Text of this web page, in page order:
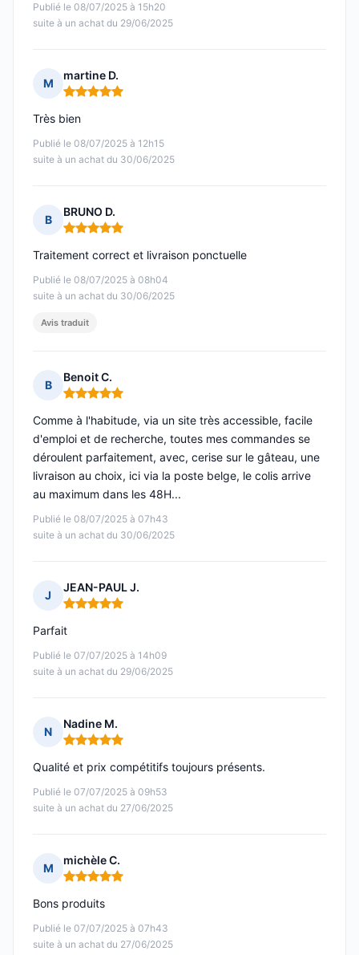
Publié le 08/07/2025 à 15h20
suite à un achat du 29/06/2025
M
martine D.
Note : 5 sur 5
Publié le 08/07/2025 à 12h15
suite à un achat du 30/06/2025
Très bien
B
BRUNO D.
Note : 5 sur 5
Publié le 08/07/2025 à 08h04
suite à un achat du 30/06/2025
Traitement correct et livraison ponctuelle
Avis traduit
B
Benoit C.
Note : 5 sur 5
Publié le 08/07/2025 à 07h43
suite à un achat du 30/06/2025
Comme à l'habitude, via un site très accessible, facile
d'emploi et de recherche, toutes mes commandes se
déroulent parfaitement, avec, cerise sur le gâteau, une
livraison au choix, ici via la poste belge, le colis arrive
au maximum dans les 48H...
J
JEAN-PAUL J.
Note : 5 sur 5
Publié le 07/07/2025 à 14h09
suite à un achat du 29/06/2025
Parfait
N
Nadine M.
Note : 5 sur 5
Publié le 07/07/2025 à 09h53
suite à un achat du 27/06/2025
Qualité et prix compétitifs toujours présents.
M
michèle C.
Note : 5 sur 5
Publié le 07/07/2025 à 07h43
suite à un achat du 27/06/2025
Bons produits